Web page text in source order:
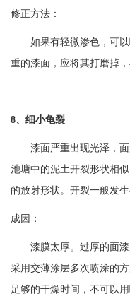
修正方法：
如果有轻微渗色，可
重的漆面，应将其打磨掉，
8、细小龟裂
漆面严重出现光泽，
池塘中的泥土开裂形状相
的放射形状。开裂一般发
成因：
漆膜太厚。过厚的面
采用交薄涂层多次喷涂的
足够的干燥时间，不可以用